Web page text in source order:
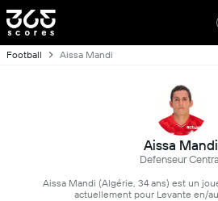
Football Aissa Mandi
Aissa Mandi
Defenseur
Aissa Mandi (Algérie, 34 ans) est un
actuellement pour Levante en/